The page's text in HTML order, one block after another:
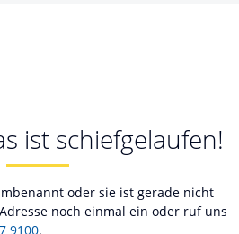
ist schiefgelaufen!
oder sie ist gerade nicht
noch einmal ein oder ruf uns
9100.